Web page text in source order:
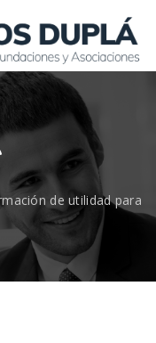
de utilidad para